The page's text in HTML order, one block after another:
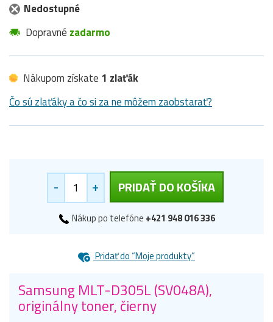
Nedostupné
Dopravné zadarmo
Nákupom získate 1 zlaťák
Čo sú zlaťáky a čo si za ne môžem zaobstarať?
- + PRIDAŤ DO KOŠÍKA
Nákup po telefóne +421 948 016 336
Pridať do “Moje produkty”
Samsung MLT-D305L (SV048A),
originálny toner, čierny